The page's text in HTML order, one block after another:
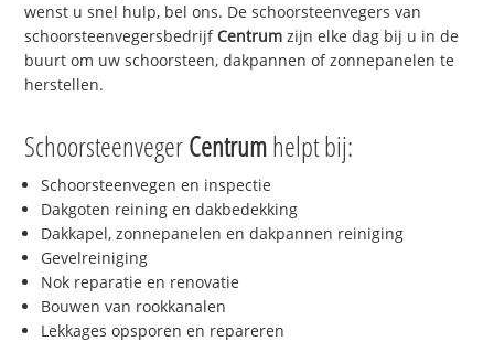
wenst u snel hulp, bel ons. De schoorsteenvegers van
schoorsteenvegersbedrijfCentrum zijn elke dag bij u in de
buurt om uw schoorsteen, dakpannen of zonnepanelen te
herstellen.
SchoorsteenvegerCentrumhelpt bij:
Schoorsteenvegen en inspectie
Dakgoten reining en dakbedekking
Dakkapel, zonnepanelen en dakpannen reiniging
Gevelreiniging
Nok reparatie en renovatie
Bouwen van rookkanalen
Lekkages opsporen en repareren